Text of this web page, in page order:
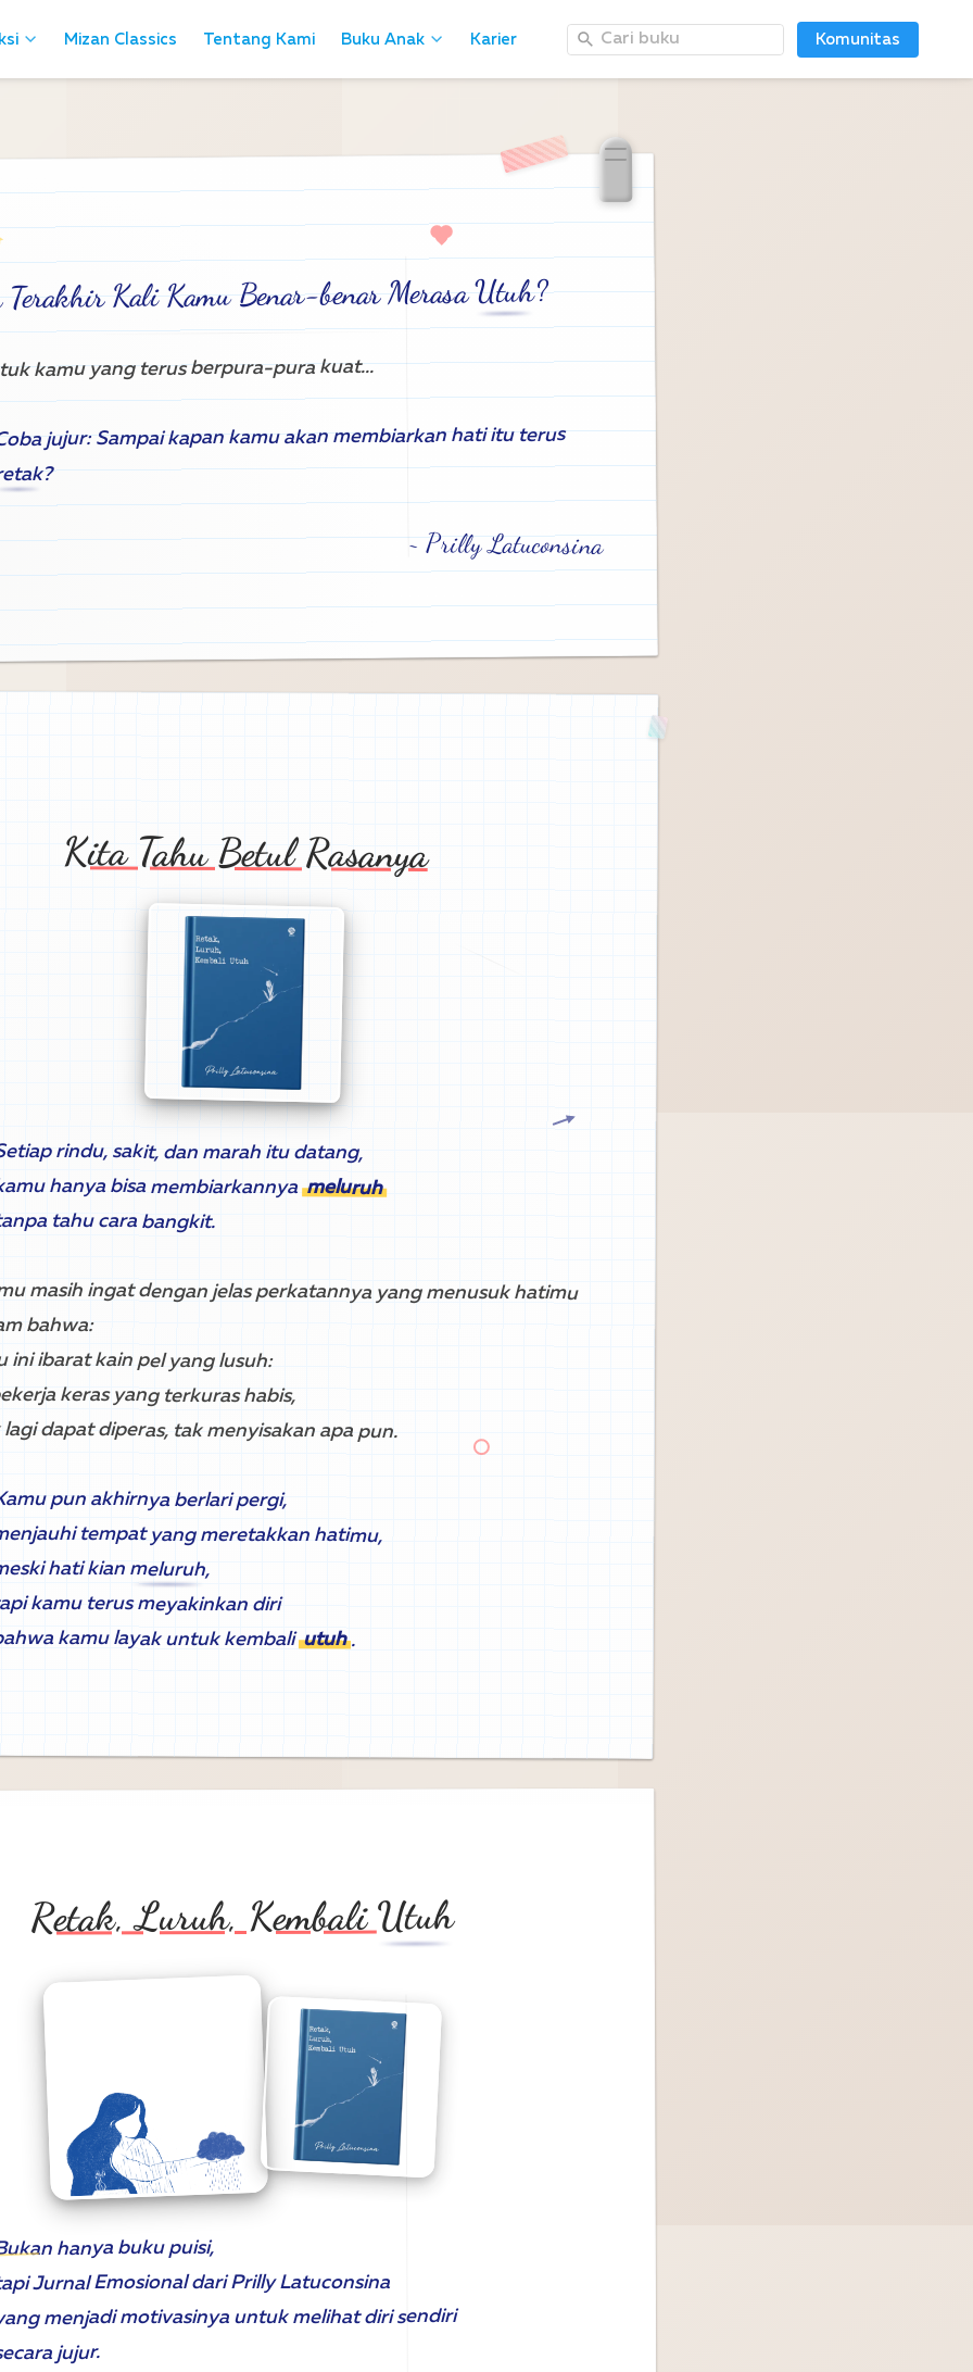
Mizan Classics Tentang Kami Buku Anak Karier Cari buku Komunitas
Mizan Classics Tentang Kami Buku Anak Karier Cari buku Komunitas
Terakhir Kali Kamu Benar-benar MerasaUtuh?
kamu yang terus berpura-pura kuat...
jujur: Sampai kapan kamu akan membiarkan hati itu terus
?
~ Prilly Latuconsina
Kita Tahu Betul Rasanya
rindu, sakit, dan marah itu datang,
hanya bisa membiarkannya meluruh
tahu cara bangkit.
masih ingat dengan jelas perkatannya yang menusuk hatimu
bahwa:
ini ibarat kain pel yang lusuh:
keras yang terkuras habis,
dapat diperas, tak menyisakan apa pun.
pun akhirnya berlari pergi,
tempat yang meretakkan hatimu,
hati kian meluruh,
kamu terus meyakinkan diri
kamu layak untuk kembali utuh .
Retak, Luruh, Kembali Utuh
hanya buku puisi,
Jurnal Emosional dari Prilly Latuconsina
menjadi motivasinya untuk melihat diri sendiri
jujur.